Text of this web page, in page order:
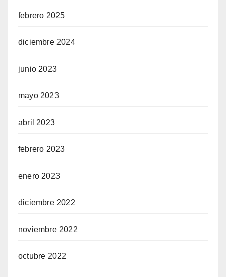
febrero 2025
diciembre 2024
junio 2023
mayo 2023
abril 2023
febrero 2023
enero 2023
diciembre 2022
noviembre 2022
octubre 2022